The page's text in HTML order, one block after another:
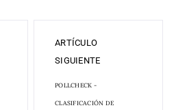
ARTÍCULO
SIGUIENTE
POLLCHECK -
CLASIFICACIÓN DE